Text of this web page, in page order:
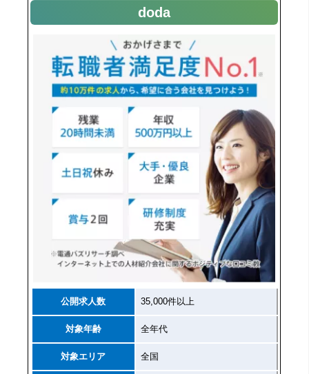
doda
公開求人数 35,000件以上
対象年齢 全年代
対象エリア 全国